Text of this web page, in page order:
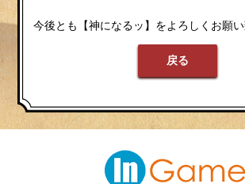
今後とも【神になるッ】をよろしくお願
戻る